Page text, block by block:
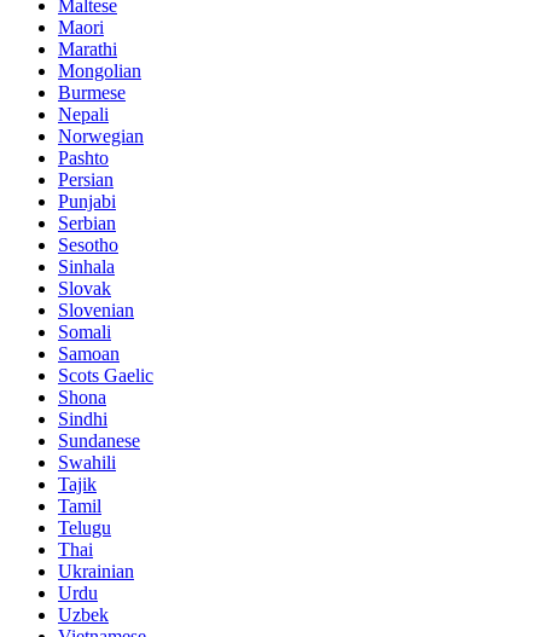
Maltese
Maori
Marathi
Mongolian
Burmese
Nepali
Norwegian
Pashto
Persian
Punjabi
Serbian
Sesotho
Sinhala
Slovak
Slovenian
Somali
Samoan
Scots Gaelic
Shona
Sindhi
Sundanese
Swahili
Tajik
Tamil
Telugu
Thai
Ukrainian
Urdu
Uzbek